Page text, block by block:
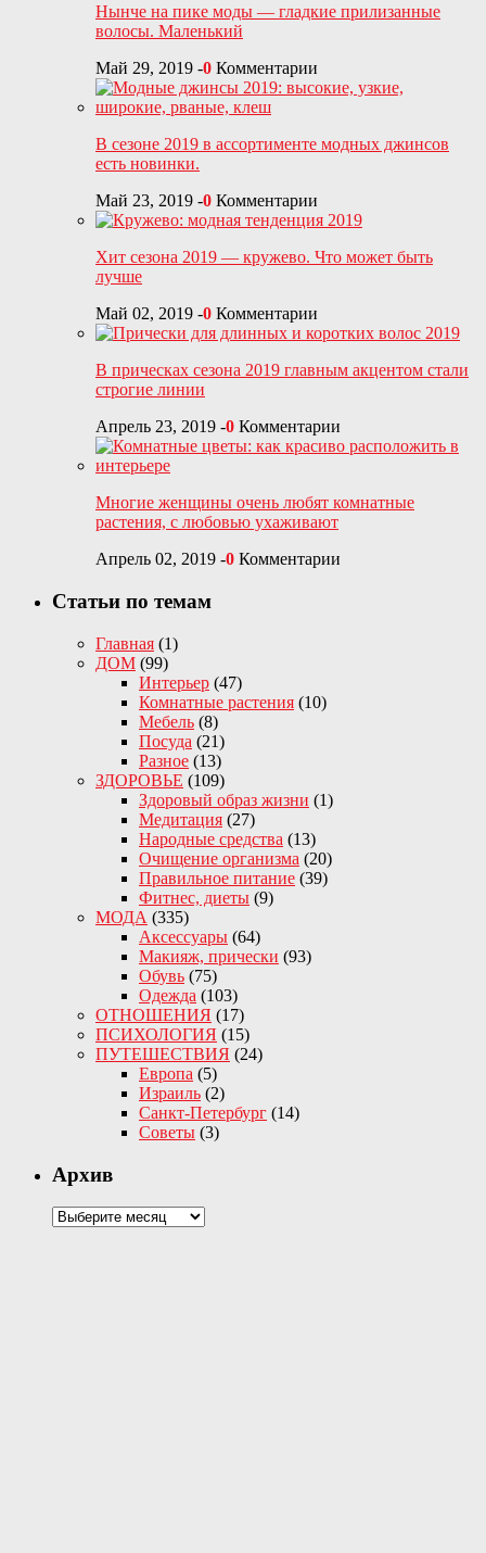
Нынче на пике моды — гладкие прилизанные
волосы. Маленький
Май 29, 2019 -0 Комментарии
В сезоне 2019 в ассортименте модных джинсов
есть новинки.
Май 23, 2019 -0 Комментарии
Хит сезона 2019 — кружево. Что может быть
лучше
Май 02, 2019 -0 Комментарии
В прическах сезона 2019 главным акцентом стали
строгие линии
Апрель 23, 2019 -0 Комментарии
Многие женщины очень любят комнатные
растения, с любовью ухаживают
Апрель 02, 2019 -0 Комментарии
Статьи по темам
Главная (1)
ДОМ (99)
Интерьер (47)
Комнатные растения (10)
Мебель (8)
Посуда (21)
Разное (13)
ЗДОРОВЬЕ (109)
Здоровый образ жизни (1)
Медитация (27)
Народные средства (13)
Очищение организма (20)
Правильное питание (39)
Фитнес, диеты (9)
МОДА (335)
Аксессуары (64)
Макияж, прически (93)
Обувь (75)
Одежда (103)
ОТНОШЕНИЯ (17)
ПСИХОЛОГИЯ (15)
ПУТЕШЕСТВИЯ (24)
Европа (5)
Израиль (2)
Санкт-Петербург (14)
Советы (3)
Архив